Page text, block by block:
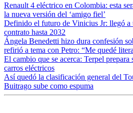
Renault 4 eléctrico en Colombia: esta
la nueva versión del ‘amigo fiel’
Definido el futuro de Vinicius Jr: llegó
contrato hasta 2032
Ángela Benedetti hizo dura confesión
refirió a tema con Petro: “Me quedé
El cambio que se acerca: Terpel prepara
carros eléctricos
Así quedó la clasificación general del
Buitrago sube como espuma